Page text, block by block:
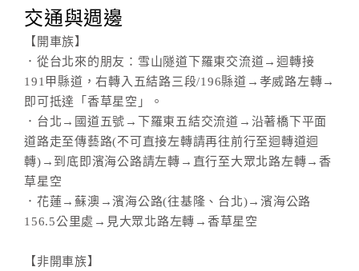
交通與週邊
【開車族】
．從台北來的朋友：雪山隧道下羅東交流道→迴轉接
191甲縣道，右轉入五結路三段/196縣道→孝威路左轉→
即可抵達「香草星空」。
．台北→國道五號→下羅東五結交流道→沿著橋下平面
道路走至傳藝路(不可直接左轉請再往前行至迴轉道迴
轉)→到底即濱海公路請左轉→直行至大眾北路左轉→香
草星空
．花蓮→蘇澳→濱海公路(往基隆、台北)→濱海公路
156.5公里處→見大眾北路左轉→香草星空
【非開車族】